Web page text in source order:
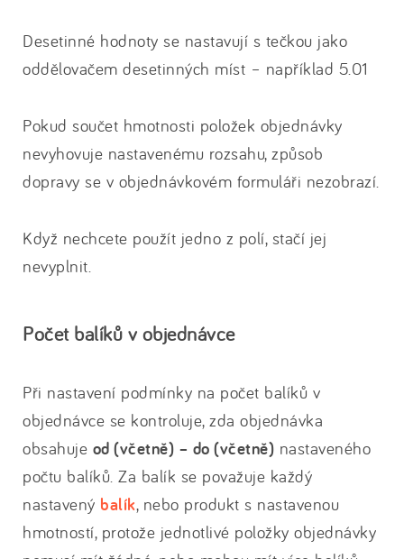
Desetinné hodnoty se nastavují s tečkou jako
oddělovačem desetinných míst – například 5.01
Pokud součet hmotnosti položek objednávky
nevyhovuje nastavenému rozsahu, způsob
dopravy se v objednávkovém formuláři nezobrazí.
Když nechcete použít jedno z polí, stačí jej
nevyplnit.
Počet balíků v objednávce
Při nastavení podmínky na počet balíků v
objednávce se kontroluje, zda objednávka
obsahuje od (včetně) – do (včetně) nastaveného
počtu balíků. Za balík se považuje každý
nastavený balík, nebo produkt s nastavenou
hmotností, protože jednotlivé položky objednávky